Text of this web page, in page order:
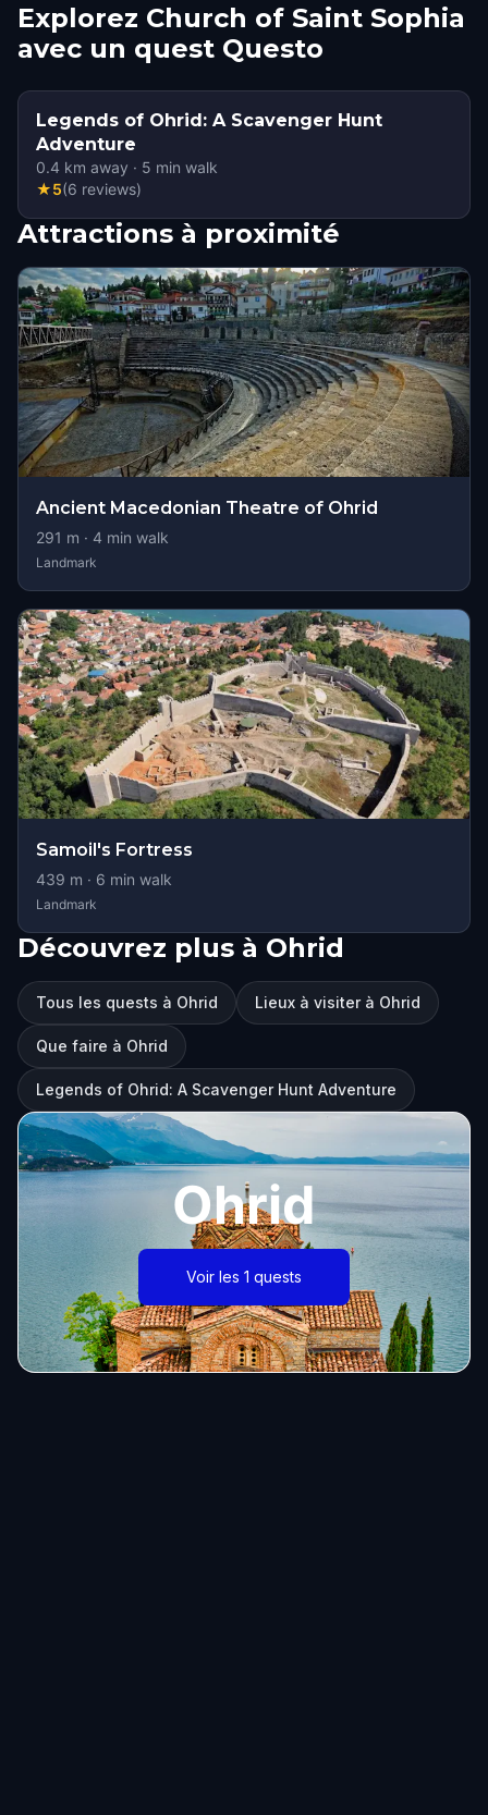
Explorez Church of Saint Sophia
avec un quest Questo
Legends of Ohrid: A Scavenger Hunt
Adventure
0.4 km away · 5 min walk
★5(6 reviews)
Attractions à proximité
Ancient Macedonian Theatre of Ohrid
291 m · 4 min walk
Landmark
Samoil's Fortress
439 m · 6 min walk
Landmark
Découvrez plus à Ohrid
Tous les quests à Ohrid Lieux à visiter à Ohrid
Que faire à Ohrid
Legends of Ohrid: A Scavenger Hunt Adventure
Ohrid
Voir les 1 quests